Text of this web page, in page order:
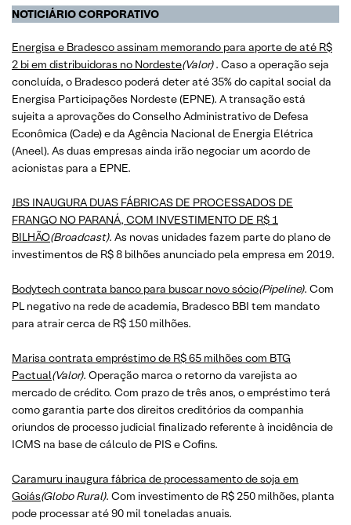
NOTICIÁRIO CORPORATIVO
Energisa e Bradesco assinam memorando para aporte de até R$
2 bi em distribuidoras no Nordeste(Valor). Caso a operação seja
concluída, o Bradesco poderá deter até 35% do capital social da
Energisa Participações Nordeste (EPNE). A transação está
sujeita a aprovações do Conselho Administrativo de Defesa
Econômica (Cade) e da Agência Nacional de Energia Elétrica
(Aneel). As duas empresas ainda irão negociar um acordo de
acionistas para a EPNE.
JBS INAUGURA DUAS FÁBRICAS DE PROCESSADOS DE
FRANGO NO PARANÁ, COM INVESTIMENTO DE R$ 1
BILHÃO(Broadcast). As novas unidades fazem parte do plano de
investimentos de R$ 8 bilhões anunciado pela empresa em 2019.
Bodytech contrata banco para buscar novo sócio(Pipeline). Com
PL negativo na rede de academia, Bradesco BBI tem mandato
para atrair cerca de R$ 150 milhões.
Marisa contrata empréstimo de R$ 65 milhões com BTG
Pactual(Valor). Operação marca o retorno da varejista ao
mercado de crédito. Com prazo de três anos, o empréstimo terá
como garantia parte dos direitos creditórios da companhia
oriundos de processo judicial finalizado referente à incidência de
ICMS na base de cálculo de PIS e Cofins.
Caramuru inaugura fábrica de processamento de soja em
Goiás(Globo Rural). Com investimento de R$ 250 milhões, planta
pode processar até 90 mil toneladas anuais.